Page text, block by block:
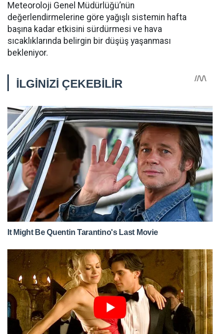
Meteoroloji Genel Müdürlüğü’nün
değerlendirmelerine göre yağışlı sistemin hafta
başına kadar etkisini sürdürmesi ve hava
sıcaklıklarında belirgin bir düşüş yaşanması
bekleniyor.